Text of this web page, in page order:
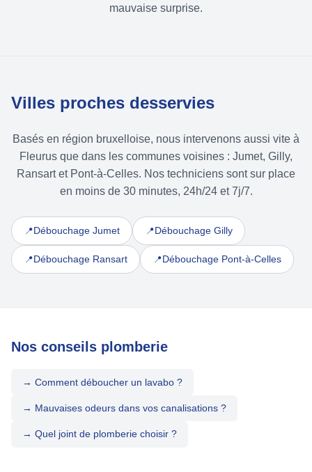
mauvaise surprise.
Villes proches desservies
Basés en région bruxelloise, nous intervenons aussi vite à
Fleurus que dans les communes voisines : Jumet, Gilly,
Ransart et Pont-à-Celles. Nos techniciens sont sur place
en moins de 30 minutes, 24h/24 et 7j/7.
📍Débouchage Jumet 📍Débouchage Gilly
📍Débouchage Ransart 📍Débouchage Pont-à-Celles
Nos conseils plomberie
→ Comment déboucher un lavabo ?
→ Mauvaises odeurs dans vos canalisations ?
→ Quel joint de plomberie choisir ?